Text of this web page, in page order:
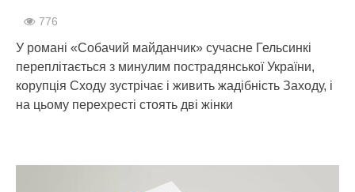
776
У романі «Собачий майданчик» сучасне Гельсинкі
переплітається з минулим пострадянської України,
корупція Сходу зустрічає і живить жадібність Заходу, і
на цьому перехресті стоять дві жінки